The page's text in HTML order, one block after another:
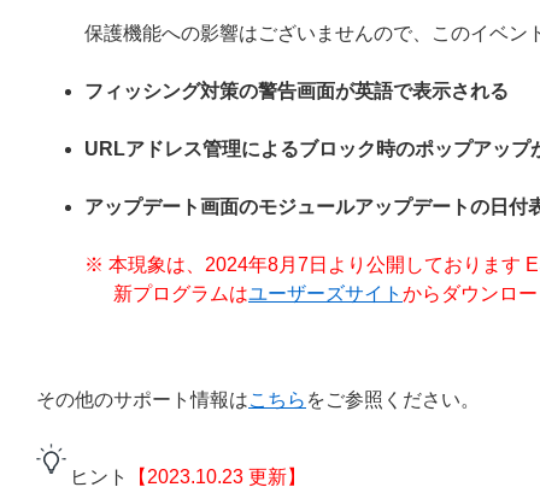
保護機能への影響はございませんので、このイベン
フィッシング対策の警告画面が英語で表示される
URLアドレス管理によるブロック時のポップアップ
アップデート画面のモジュールアップデートの日付
※ 本現象は、2024年8月7日より公開しております
新プログラムはユーザーズサイト からダウンロ
その他のサポート情報はこちら をご参照ください。
ヒント
【2023.10.23 更新】